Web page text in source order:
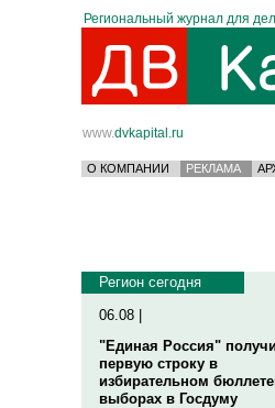
Региональный журнал для
www.dvkapital.ru
О КОМПАНИИ РЕКЛАМА
Регион сегодня
06.08 |
"Единая Россия"
первую строку в
избирательном
выборах в Госдуму